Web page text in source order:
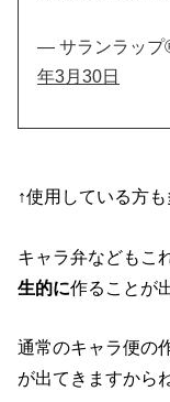
— サランラップ
年3月30日
↑使用している方も
キャラ弁などもこ
生的に作ることが
通常のキャラ便の
が出てきますから